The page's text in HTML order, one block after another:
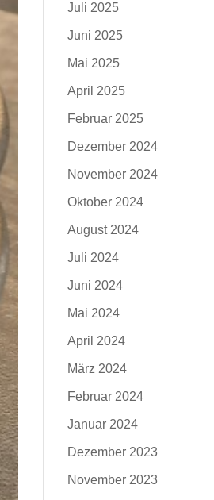
Juli 2025
Juni 2025
Mai 2025
April 2025
Februar 2025
Dezember 2024
November 2024
Oktober 2024
August 2024
Juli 2024
Juni 2024
Mai 2024
April 2024
März 2024
Februar 2024
Januar 2024
Dezember 2023
November 2023